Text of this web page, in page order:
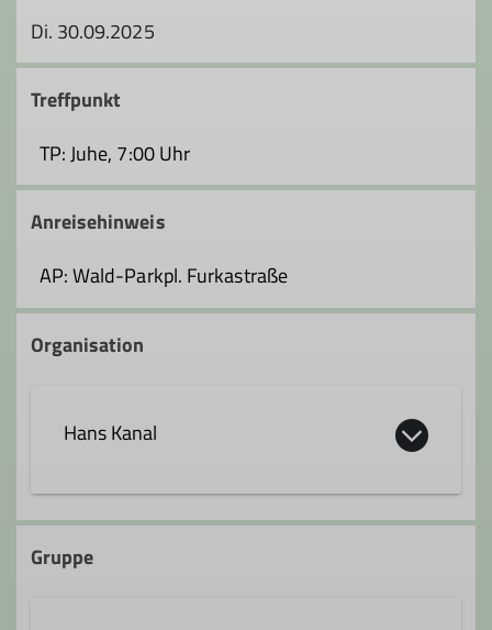
Di. 30.09.2025
Treffpunkt
TP: Juhe, 7:00 Uhr
Anreisehinweis
AP: Wald-Parkpl. Furkastraße
Organisation
Hans Kanal
hans.kanal@dav-fn.de
Gruppe